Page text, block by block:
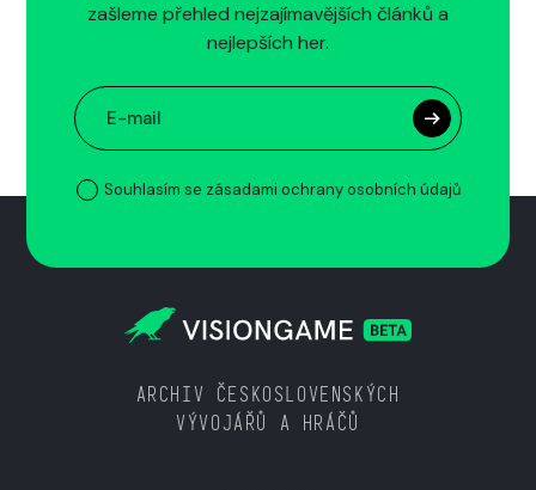
zašleme přehled nejzajímavějších článků a
nejlepších her.
Souhlasím se zásadami ochrany osobních údajů
ARCHIV ČESKOSLOVENSKÝCH
VÝVOJÁŘŮ A HRÁČŮ